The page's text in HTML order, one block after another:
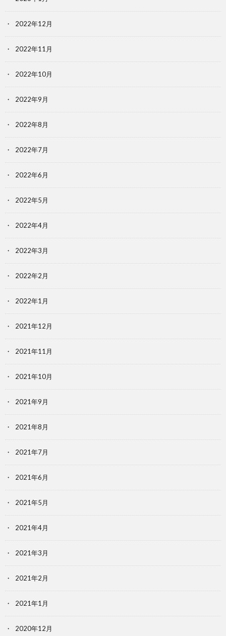
2022年12月
2022年11月
2022年10月
2022年9月
2022年8月
2022年7月
2022年6月
2022年5月
2022年4月
2022年3月
2022年2月
2022年1月
2021年12月
2021年11月
2021年10月
2021年9月
2021年8月
2021年7月
2021年6月
2021年5月
2021年4月
2021年3月
2021年2月
2021年1月
2020年12月